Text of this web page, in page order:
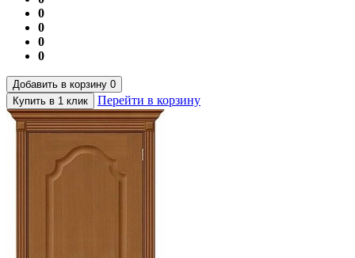
0
0
0
0
Добавить в корзину 0
Купить в 1 клик
Перейти в корзину